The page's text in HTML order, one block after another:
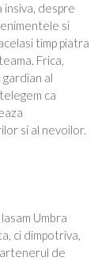
despre
si
timp piatra
Frica,
al
ca
si al nevoilor.
Umbra
ci dimpotriva,
de